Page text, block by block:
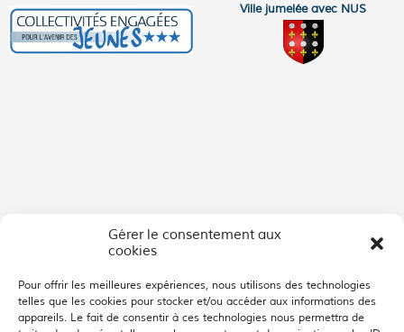
Gérer le consentement aux
cookies
Pour offrir les meilleures expériences, nous utilisons des technologies
telles que les cookies pour stocker et/ou accéder aux informations des
appareils. Le fait de consentir à ces technologies nous permettra de
Ville jumelée avec NUS